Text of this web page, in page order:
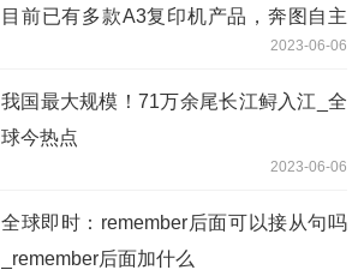
目前已有多款A3复印机产品，奔图自主
研发的A3黑白及彩色复印机预计本年度
内量产上市
2023-06-06
我国最大规模！71万余尾长江鲟入江_全
球今热点
2023-06-06
全球即时：remember后面可以接从句吗
_remember后面加什么